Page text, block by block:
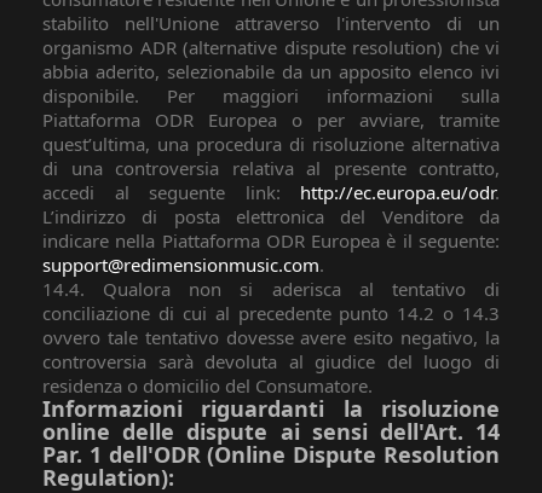
stabilito nell'Unione attraverso l'intervento di un
organismo ADR (alternative dispute resolution) che vi
abbia aderito, selezionabile da un apposito elenco ivi
disponibile. Per maggiori informazioni sulla
Piattaforma ODR Europea o per avviare, tramite
quest’ultima, una procedura di risoluzione alternativa
di una controversia relativa al presente contratto,
accedi al seguente link: http://ec.europa.eu/odr.
L’indirizzo di posta elettronica del Venditore da
indicare nella Piattaforma ODR Europea è il seguente:
support@redimensionmusic.com.
14.4. Qualora non si aderisca al tentativo di
conciliazione di cui al precedente punto 14.2 o 14.3
ovvero tale tentativo dovesse avere esito negativo, la
controversia sarà devoluta al giudice del luogo di
residenza o domicilio del Consumatore.
Informazioni riguardanti la risoluzione
online delle dispute ai sensi dell'Art. 14
Par. 1 dell'ODR (Online Dispute Resolution
Regulation):